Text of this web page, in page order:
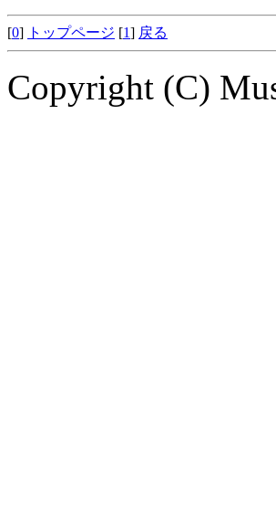
[0] トップページ [1] 戻る
Copyright (C)